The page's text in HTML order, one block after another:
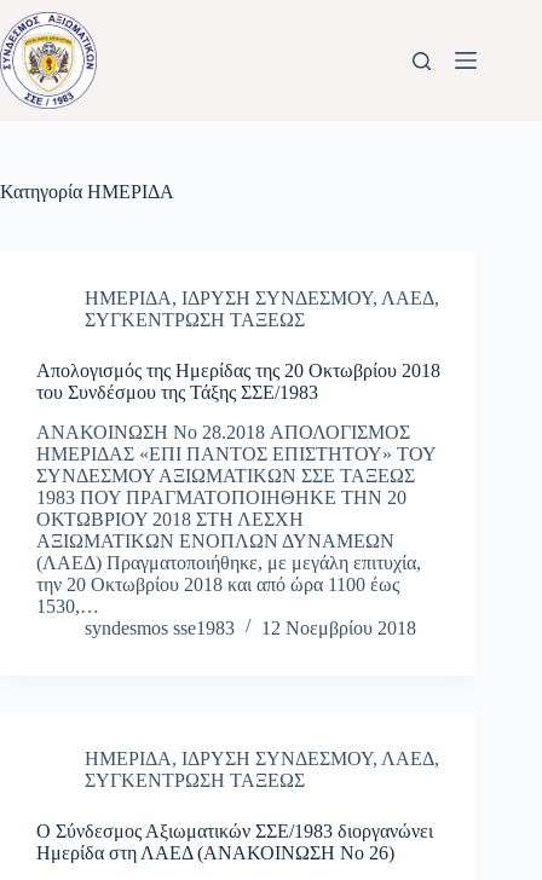
Μετάβαση
στο
περιεχόμενο
Κατηγορία ΗΜΕΡΙΔΑ
ΗΜΕΡΙΔΑ, ΙΔΡΥΣΗ ΣΥΝΔΕΣΜΟΥ, ΛΑΕΔ,
ΣΥΓΚΕΝΤΡΩΣΗ ΤΑΞΕΩΣ
Απολογισμός της Ημερίδας της 20 Οκτωβρίου 2018
του Συνδέσμου της Τάξης ΣΣΕ/1983
ΑΝΑΚΟΙΝΩΣΗ Νo 28.2018 ΑΠΟΛΟΓΙΣΜΟΣ
ΗΜΕΡΙΔΑΣ «ΕΠΙ ΠΑΝΤΟΣ ΕΠΙΣΤΗΤΟΥ» ΤΟΥ
ΣΥΝΔΕΣΜΟΥ ΑΞΙΩΜΑΤΙΚΩΝ ΣΣΕ ΤΑΞΕΩΣ
1983 ΠΟΥ ΠΡΑΓΜΑΤΟΠΟΙΗΘΗΚΕ ΤΗΝ 20
ΟΚΤΩΒΡΙΟΥ 2018 ΣΤΗ ΛΕΣΧΗ
ΑΞΙΩΜΑΤΙΚΩΝ ΕΝΟΠΛΩΝ ΔΥΝΑΜΕΩΝ
(ΛΑΕΔ) Πραγματοποιήθηκε, με μεγάλη επιτυχία,
την 20 Οκτωβρίου 2018 και από ώρα 1100 έως
1530,…
syndesmos sse1983
12 Νοεμβρίου 2018
ΗΜΕΡΙΔΑ, ΙΔΡΥΣΗ ΣΥΝΔΕΣΜΟΥ, ΛΑΕΔ,
ΣΥΓΚΕΝΤΡΩΣΗ ΤΑΞΕΩΣ
Ο Σύνδεσμος Αξιωματικών ΣΣΕ/1983 διοργανώνει
Ημερίδα στη ΛΑΕΔ (ΑΝΑΚΟΙΝΩΣΗ Νο 26)